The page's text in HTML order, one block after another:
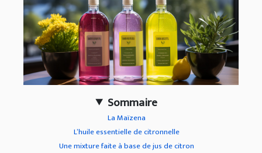
Sommaire
La Maïzena
L’huile essentielle de citronnelle
Une mixture faite à base de jus de citron